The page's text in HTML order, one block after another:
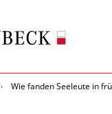
Wie fanden Seeleute in